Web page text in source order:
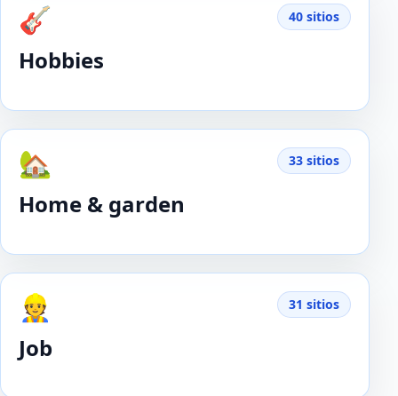
🎸
Hobbies
40 sitios
🏡
Home & garden
33 sitios
👷
Job
31 sitios